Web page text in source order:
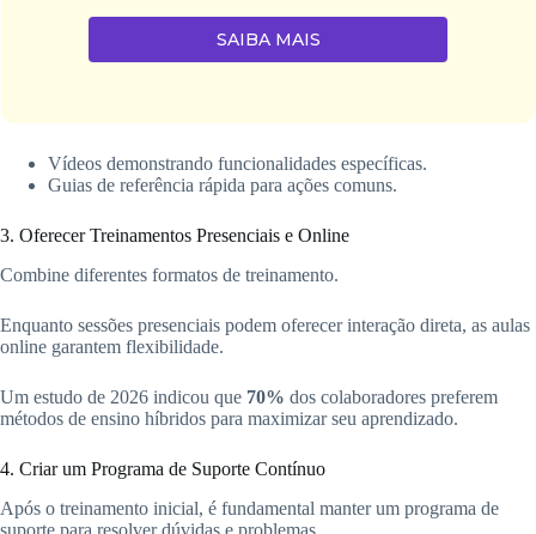
SAIBA MAIS
Vídeos demonstrando funcionalidades específicas.
Guias de referência rápida para ações comuns.
3. Oferecer Treinamentos Presenciais e Online
Combine diferentes formatos de treinamento.
Enquanto sessões presenciais podem oferecer interação direta, as aulas
online garantem flexibilidade.
Um estudo de 2026 indicou que 70% dos colaboradores preferem
métodos de ensino híbridos para maximizar seu aprendizado.
4. Criar um Programa de Suporte Contínuo
Após o treinamento inicial, é fundamental manter um programa de
suporte para resolver dúvidas e problemas.